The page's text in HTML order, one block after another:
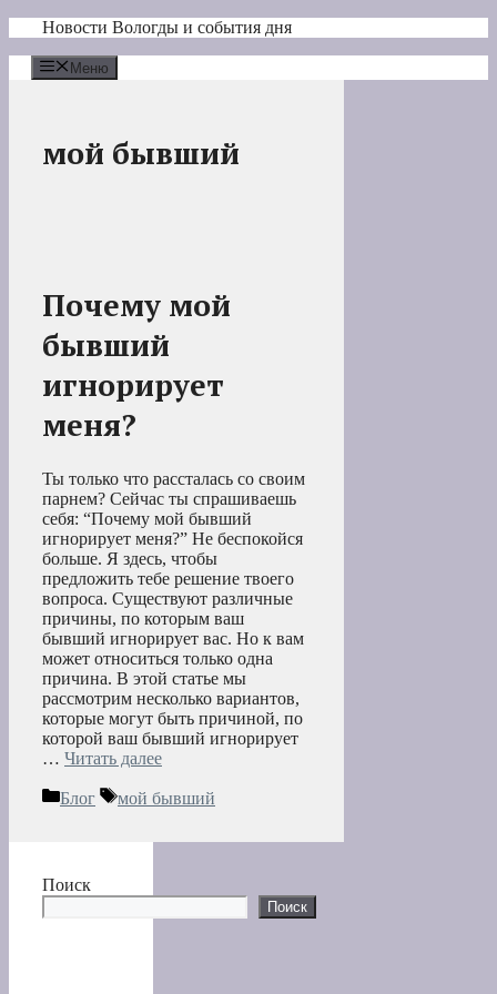
Перейти
содержимому
Новости Вологды и события дня
Меню
мой бывший
Почему мой
бывший
игнорирует
меня?
Ты только что рассталась со своим
парнем? Сейчас ты спрашиваешь
себя: “Почему мой бывший
игнорирует меня?” Не беспокойся
больше. Я здесь, чтобы
предложить тебе решение твоего
вопроса. Существуют различные
причины, по которым ваш
бывший игнорирует вас. Но к вам
может относиться только одна
причина. В этой статье мы
рассмотрим несколько вариантов,
которые могут быть причиной, по
которой ваш бывший игнорирует
… Читать далее
Рубрики
Блог Метки
мой бывший
Поиск
Поиск